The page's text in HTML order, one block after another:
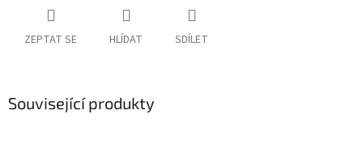
ZEPTAT SE HLÍDAT SDÍLET
Související produkty